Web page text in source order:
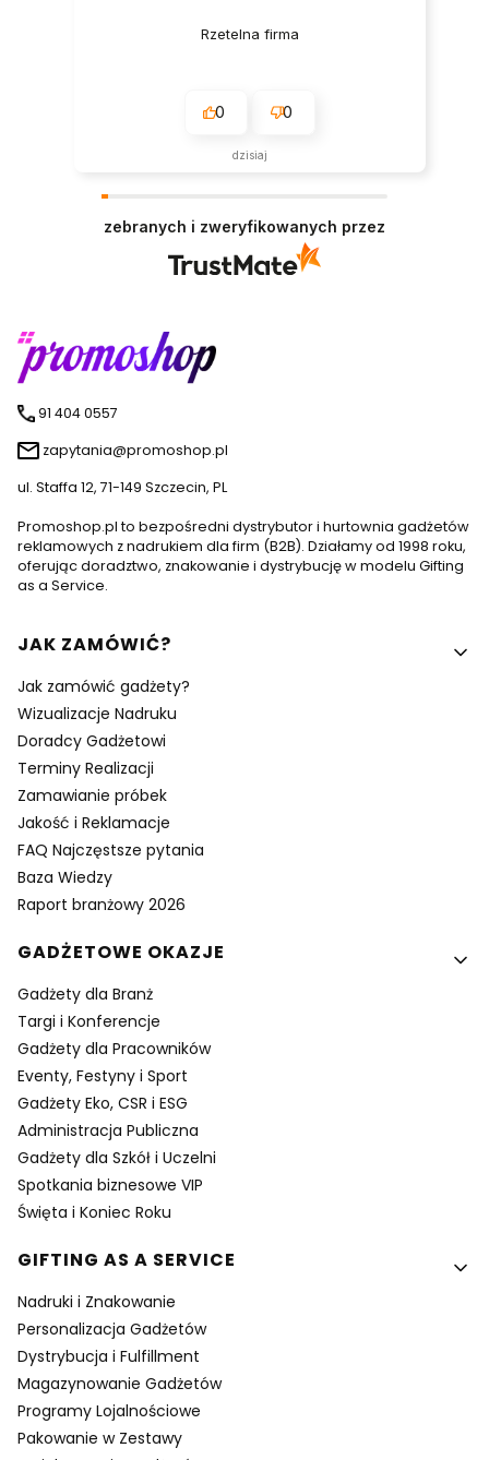
Rzetelna firma
0 0
dzisiaj
zebranych i zweryfikowanych przez
91 404 0557
zapytania@promoshop.pl
ul. Staffa 12, 71-149 Szczecin, PL
Promoshop.pl to bezpośredni dystrybutor i hurtownia gadżetów
reklamowych z nadrukiem dla firm (B2B). Działamy od 1998 roku,
oferując doradztwo, znakowanie i dystrybucję w modelu Gifting
as a Service.
Linki w stopce
JAK ZAMÓWIĆ?
Jak zamówić gadżety?
Wizualizacje Nadruku
Doradcy Gadżetowi
Terminy Realizacji
Zamawianie próbek
Jakość i Reklamacje
FAQ Najczęstsze pytania
Baza Wiedzy
Raport branżowy 2026
GADŻETOWE OKAZJE
Gadżety dla Branż
Targi i Konferencje
Gadżety dla Pracowników
Eventy, Festyny i Sport
Gadżety Eko, CSR i ESG
Administracja Publiczna
Gadżety dla Szkół i Uczelni
Spotkania biznesowe VIP
Święta i Koniec Roku
GIFTING AS A SERVICE
Nadruki i Znakowanie
Personalizacja Gadżetów
Dystrybucja i Fulfillment
Magazynowanie Gadżetów
Programy Lojalnościowe
Pakowanie w Zestawy